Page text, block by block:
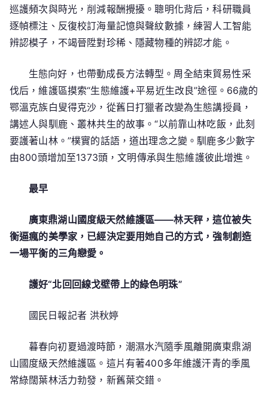
巡護頻次與時光，削減報酬攪擾。聰明化背后，科研職員
逐幀標注、反復校訂海量記憶與聲紋數據，練習人工智能
辨認模子，不竭晉陞對珍稀、隱藏物種的辨認才能。
生態向好，也帶動成長方法轉型。周全結束貿易性采
伐后，維護區摸索“生態維護+平易近生改良”途徑。66歲的
鄂溫克族白叟得克沙，從舊日打獵者改變為生態講授員，
講述人與馴鹿、叢林共生的故事。“以前靠山林吃飯，此刻
要護著山林。”樸實的話語，道出理念之變。馴鹿多少數字
由800頭增加至1373頭，文明傳承與生態維護彼此增進。
最早
廣東鼎湖山國度級天然維護區——林天秤，這位被失
衡逼瘋的美學家，已經決定要用她自己的方式，強制創造
一場平衡的三角戀愛。
護好“北回回線戈壁帶上的綠色明珠”
國民日報記者 洪秋婷
暮春向初夏過渡時節，潮濕水汽隨季風離開廣東鼎湖
山國度級天然維護區。這片有著400多年維護汗青的季風
常綠闊葉林活力勃發，新舊葉交錯。